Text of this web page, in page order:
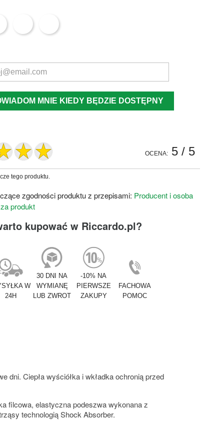
MNIE KIEDY BĘDZIE DOSTĘPNY
OCENA: 5/ 5
tego produktu.
zgodności produktu z przepisami: Producent i osoba
produkt
kupować w Riccardo.pl?
W
24H
30 DNI NA
WYMIANĘ
LUB ZWROT
-10% NA
PIERWSZE
ZAKUPY
FACHOWA
POMOC
dni. Ciepła wyściółka i wkładka ochronią przed
filcowa, elastyczna podeszwa wykonana z
technologią Shock Absorber.